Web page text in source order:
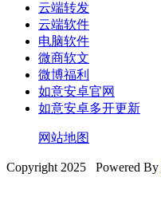
云端转发
云端软件
电脑软件
微商软文
微博福利
如意安卓官网
如意安卓多开更新
网站地图
Copyright 2025 Powered By